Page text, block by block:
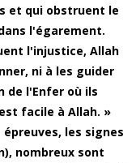
et qui obstruent le
l'égarement.
l'injustice, Allah
ni à les guider
de l'Enfer où ils
facile à Allah. »
épreuves, les signes
nombreux sont